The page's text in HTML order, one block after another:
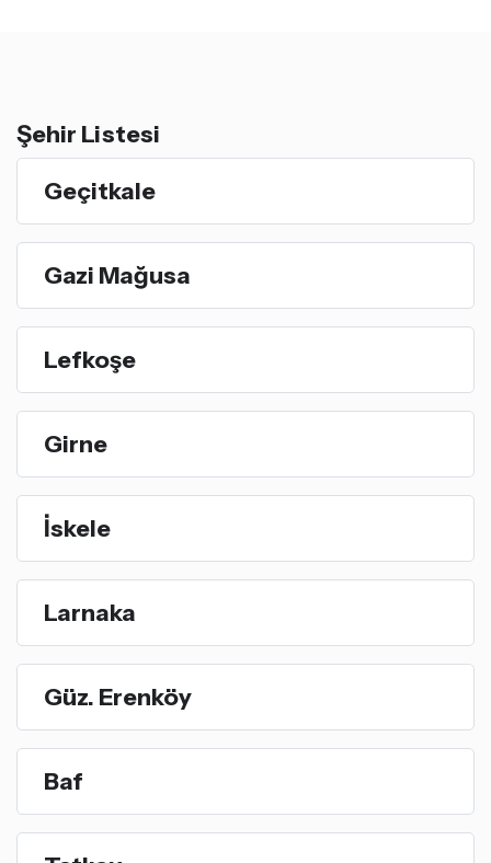
Şehir Listesi
Geçitkale
Gazi Mağusa
Lefkoşe
Girne
İskele
Larnaka
Güz. Erenköy
Baf